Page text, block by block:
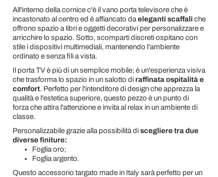
All'interno della cornice c'è il vano porta televisore che è
incastonato al centro ed è affiancato da eleganti scaffali che
offrono spazio a libri e oggetti decorativi per personalizzare e
arricchire lo spazio. Sotto, scomparti discreti ospitano con
stile i dispositivi multimediali, mantenendo l'ambiente
ordinato e senza fili a vista.
Il porta TV è più di un semplice mobile; è un'esperienza visiva
che trasforma lo spazio in un salotto di raffinata ospitalità e
comfort. Perfetto per l'intenditore di design che apprezza la
qualità e l'estetica superiore, questo pezzo è un punto di
forza che attira l'attenzione e invita al relax in un ambiente di
classe.
Personalizzabile grazie alla possibilità discegliere tra due
diverse finiture:
Foglia oro;
Foglia argento.
Questo accessorio targato made in Italy sarà perfetto per un